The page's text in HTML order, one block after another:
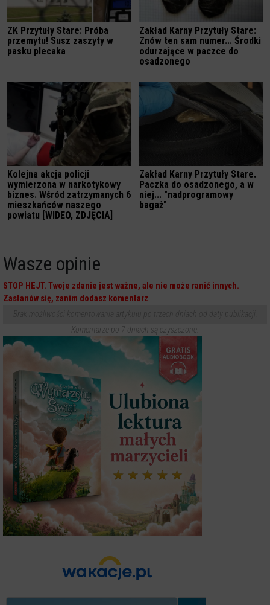
ZK Przytuły Stare: Próba
przemytu! Susz zaszyty w
pasku plecaka
Zakład Karny Przytuły Stare:
Znów ten sam numer... Środki
odurzające w paczce do
osadzonego
Kolejna akcja policji
wymierzona w narkotykowy
biznes. Wśród zatrzymanych 6
mieszkańców naszego
powiatu [WIDEO, ZDJĘCIA]
Zakład Karny Przytuły Stare.
Paczka do osadzonego, a w
niej... "nadprogramowy
bagaż"
Wasze opinie
STOP HEJT. Twoje zdanie jest ważne, ale nie może ranić innych.
Zastanów się, zanim dodasz komentarz
Komentarze po 7 dniach są czyszczone.